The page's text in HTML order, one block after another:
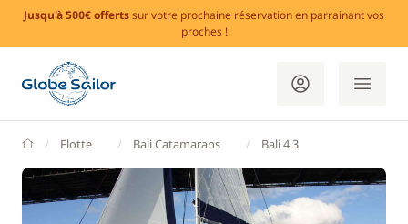
Jusqu'à 500€ offertssur votre prochaine réservation en parrainant vos
proches !
GlobeSailor
Flotte Bali Catamarans Bali 4.3